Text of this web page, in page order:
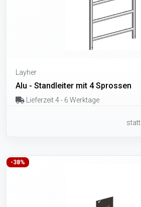
Layher
Alu - Standleiter mit 4 Sprossen
Lieferzeit 4 - 6 Werktage
statt
-38%